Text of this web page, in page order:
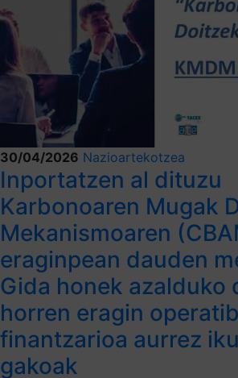
30/04/2026 Nazioartekotzea
Inportatzen al dituzu
Karbonoaren Mugak
Mekanismoaren
eraginpean dauden
Gida honek azalduko
horren eragin
finantzarioa aurrez
gakoak